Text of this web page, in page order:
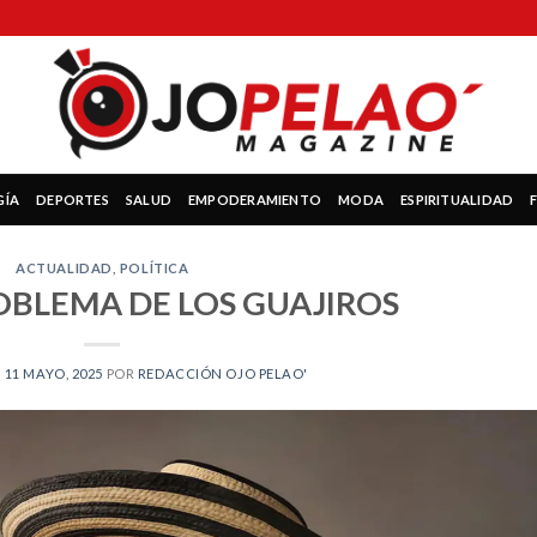
DEPORTES SALUD EMPODERAMIENTO MODA ESPIRITUALIDAD
ACTUALIDAD POLÍTICA
DE LOS GUAJIROS
11 MAYO, 2025 POR REDACCIÓN OJO PELAO'